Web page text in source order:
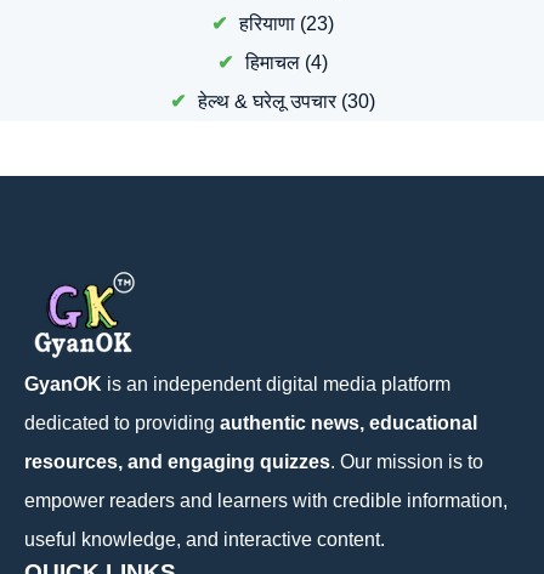
हरियाणा (23)
हिमाचल (4)
हेल्थ & घरेलू उपचार(30)
GyanOK is an independent digital media platform
dedicated to providing authentic news, educational
resources, and engaging quizzes. Our mission is to
empower readers and learners with credible information,
useful knowledge, and interactive content.